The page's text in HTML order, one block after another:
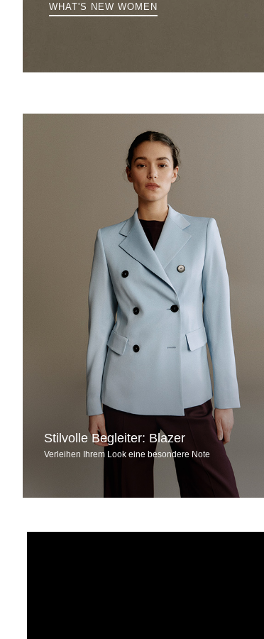
WHAT'S NEW WOMEN
Stilvolle Begleiter: Blazer
Verleihen Ihrem Look eine besondere Note